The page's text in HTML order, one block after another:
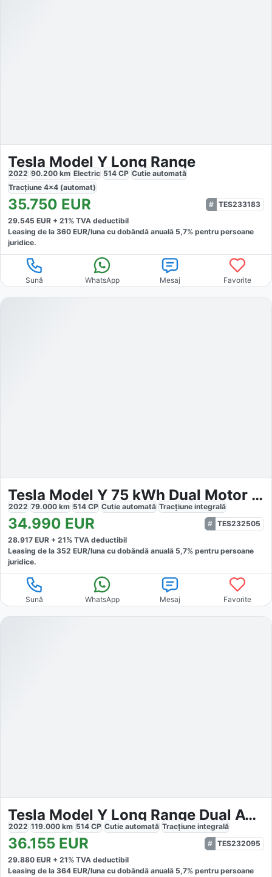
Tesla Model Y Long Range
2022 90.200 km Electric 514 CP Cutie automată
Tracțiune 4x4 (automat)
35.750 EUR
TES233183
29.545 EUR + 21% TVA deductibil
Leasing de la 360 EUR/luna cu dobăndă anuală 5,7% pentru persoane
juridice.
Sună WhatsApp Mesaj Favorite
Tesla Model Y 75 kWh Dual Motor Long Range 4WD
2022 79.000 km 514 CP Cutie automată Tracțiune integrală
34.990 EUR
TES232505
28.917 EUR + 21% TVA deductibil
Leasing de la 352 EUR/luna cu dobăndă anuală 5,7% pentru persoane
juridice.
Sună WhatsApp Mesaj Favorite
Tesla Model Y Long Range Dual AWD
2022 119.000 km 514 CP Cutie automată Tracțiune integrală
36.155 EUR
TES232095
29.880 EUR + 21% TVA deductibil
Leasing de la 364 EUR/luna cu dobăndă anuală 5,7% pentru persoane